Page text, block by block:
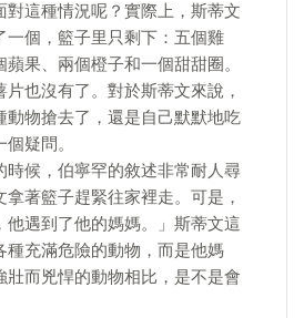
對這種情況呢？實際上，斯蒂文
一個，籃子里只剩下：五個雞
果、兩個橙子和一個甜甜圈。
也沒有了。對於斯蒂文來說，
動物搶去了，還是自己默默地吃
疑問。
時候，伯寧罕的敘述非常耐人尋
著籃子趕緊往家裡走。可是，
他遇到了他的媽媽。」斯蒂文這
種充滿危險的動物，而是他媽
壯而兇悍的動物相比，是不是會